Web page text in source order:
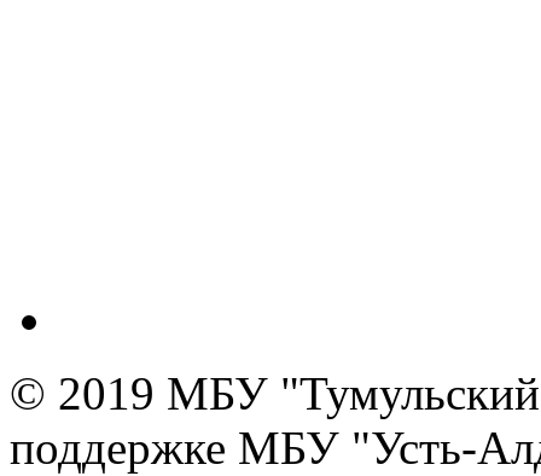
© 2019 МБУ "Тумульский
поддержке МБУ "Усть-